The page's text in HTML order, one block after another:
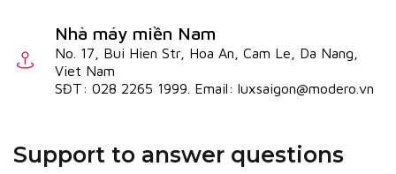
Nhà máy miền Nam
No. 17, Bui Hien Str, Hoa An, Cam Le, Da Nang,
Viet Nam
SĐT: 028 2265 1999. Email: luxsaigon@modero.vn
Support to answer questions